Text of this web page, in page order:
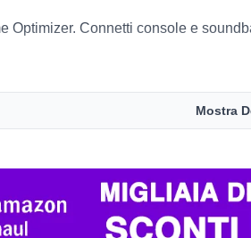
Optimizer. Connetti console e
Mostra